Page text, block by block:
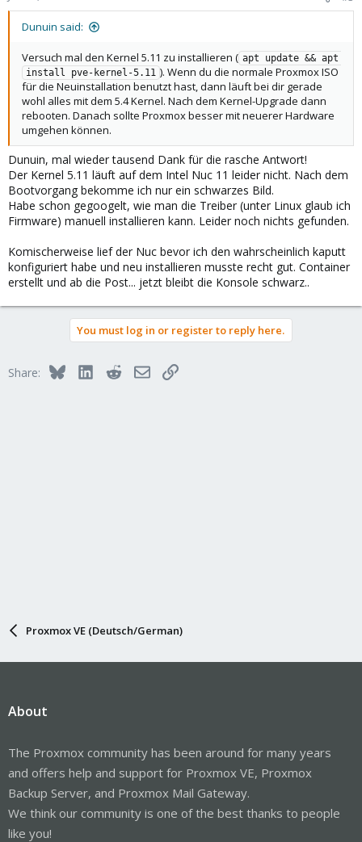
Dunuin said:
Versuch mal den Kernel 5.11 zu installieren ( apt update && apt
install pve-kernel-5.11 ). Wenn du die normale Proxmox ISO
für die Neuinstallation benutzt hast, dann läuft bei dir gerade
wohl alles mit dem 5.4 Kernel. Nach dem Kernel-Upgrade dann
rebooten. Danach sollte Proxmox besser mit neuerer Hardware
umgehen können.
Dunuin, mal wieder tausend Dank für die rasche Antwort!
Der Kernel 5.11 läuft auf dem Intel Nuc 11 leider nicht. Nach dem
Bootvorgang bekomme ich nur ein schwarzes Bild.
Habe schon gegoogelt, wie man die Treiber (unter Linux glaub ich
Firmware) manuell installieren kann. Leider noch nichts gefunden.
Komischerweise lief der Nuc bevor ich den wahrscheinlich kaputt
konfiguriert habe und neu installieren musste recht gut. Container
erstellt und ab die Post... jetzt bleibt die Konsole schwarz..
You must log in or register to reply here.
Share: BlueskyLinkedInRedditEmailLink
Proxmox VE (Deutsch/German)
About
The Proxmox community has been around for many years
and offers help and support for Proxmox VE, Proxmox
Backup Server, and Proxmox Mail Gateway.
We think our community is one of the best thanks to people
like you!